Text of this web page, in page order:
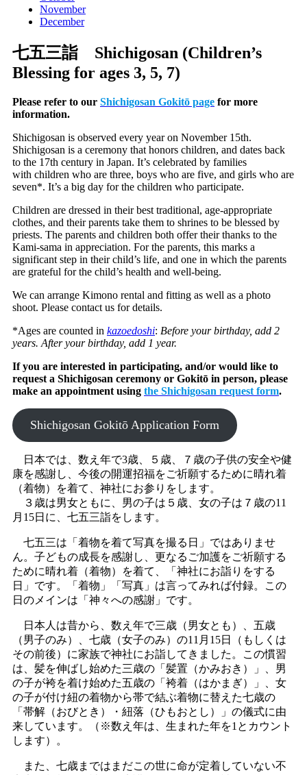
November
December
七五三詣 Shichigosan (Children’s
Blessing for ages 3, 5, 7)
Please refer to our Shichigosan Gokitō page for more
information.
Shichigosan is observed every year on November 15th.
Shichigosan is a ceremony that honors children, and dates back
to the 17th century in Japan. It’s celebrated by families
with children who are three, boys who are five, and girls who are
seven*. It’s a big day for the children who participate.
Children are dressed in their best traditional, age-appropriate
clothes, and their parents take them to shrines to be blessed by
priests. The parents and children both offer their thanks to the
Kami-sama in appreciation. For the parents, this marks a
significant step in their child’s life, and one in which the parents
are grateful for the child’s health and well-being.
We can arrange Kimono rental and fitting as well as a photo
shoot. Please contact us for details.
*Ages are counted in kazoedoshi: Before your birthday, add 2
years. After your birthday, add 1 year.
If you are interested in participating, and/or would like to
request a Shichigosan ceremony or Gokitō in person, please
make an appointment using the Shichigosan request form.
Shichigosan Gokitō Application Form
日本では、数え年で3歳、５歳、７歳の子供の安全や健
康を感謝し、今後の開運招福をご祈願するために晴れ着
（着物）を着て、神社にお参りをします。
３歳は男女ともに、男の子は５歳、女の子は７歳の11
月15日に、七五三詣をします。
七五三は「着物を着て写真を撮る日」ではありませ
ん。子どもの成長を感謝し、更なるご加護をご祈願する
ために晴れ着（着物）を着て、「神社にお詣りをする
日」です。「着物」「写真」は言ってみれば付録。この
日のメインは「神々への感謝」です。
日本人は昔から、数え年で三歳（男女とも）、五歳
（男子のみ）、七歳（女子のみ）の11月15日（もしくは
その前後）に家族で神社にお詣してきました。この慣習
は、髪を伸ばし始めた三歳の「髪置（かみおき）」、男
の子が袴を着け始めた五歳の「袴着（はかまぎ）」、女
の子が付け紐の着物から帯で結ぶ着物に替えた七歳の
「帯解（おびとき）・紐落（ひもおとし）」の儀式に由
来しています。（※数え年は、生まれた年を1とカウント
します）。
また、七歳まではまだこの世に命が定着していない不